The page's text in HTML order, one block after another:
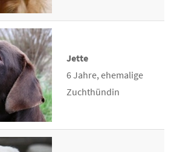
Jette
6 Jahre, ehemalige
Zuchthündin